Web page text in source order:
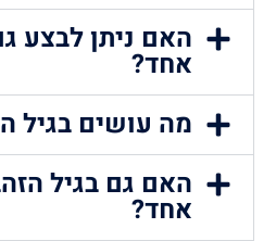
האם ניתן לבצע
אחד?
מה עושים בגיל
האם גם בגיל
אחד?